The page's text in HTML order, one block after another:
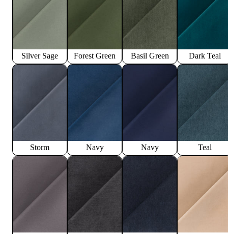
Silver Sage Forest Green Basil Green Dark Teal
Storm Navy Navy Teal